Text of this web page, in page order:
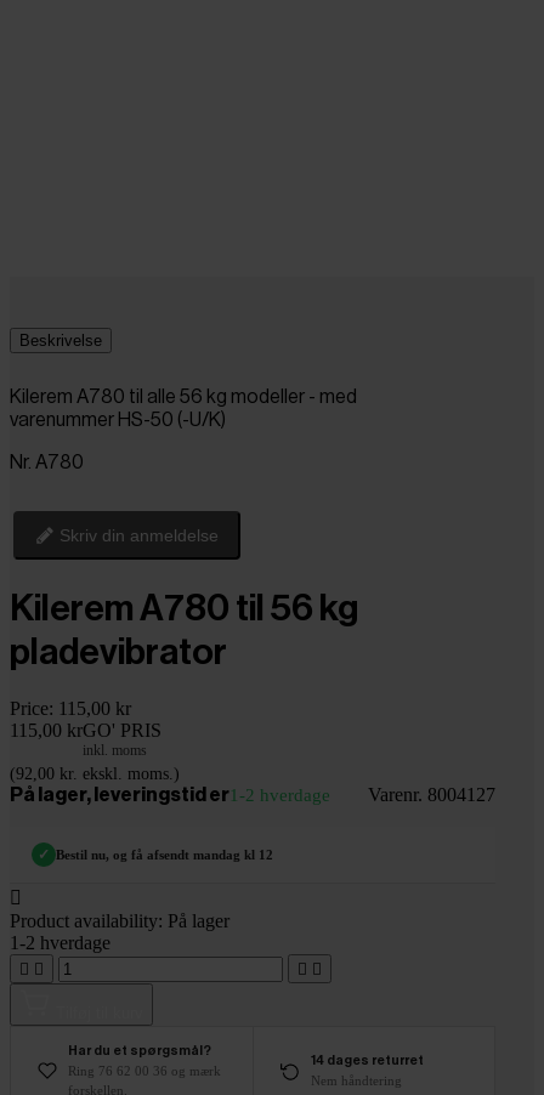
Beskrivelse
Kilerem A780 til alle 56 kg modeller - med
varenummer HS-50 (-U/K)
Nr. A780
Skriv din anmeldelse
Kilerem A780 til 56 kg
pladevibrator
Price: 115,00 kr
115,00 krGO' PRIS
inkl. moms
(92,00 kr. ekskl. moms.)
På lager, leveringstid er1-2 hverdage Varenr. 8004127
✓ Bestil nu, og få afsendt mandag kl 12

Product availability: På lager
1-2 hverdage
   
Har du et spørgsmål?
Ring 76 62 00 36 og mærk
forskellen.
14 dages returret
Nem håndtering